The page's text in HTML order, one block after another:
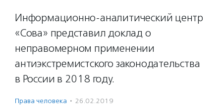
Информационно-аналитический центр
«Сова» представил доклад о
неправомерном применении
антиэкстремистского законодательства
в России в 2018 году.
Права человека · 26.02.2019